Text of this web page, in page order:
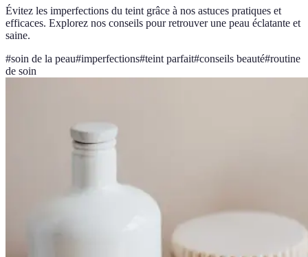
Évitez les imperfections du teint grâce à nos astuces pratiques et
efficaces. Explorez nos conseils pour retrouver une peau éclatante et
saine.
#soin de la peau#imperfections#teint parfait#conseils beauté#routine
de soin